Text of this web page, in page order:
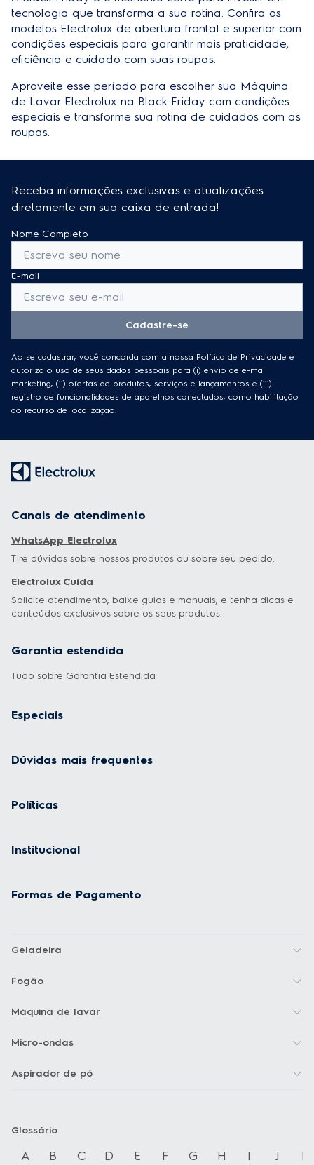
tecnologia que transforma a sua rotina. Confira os
modelos Electrolux de abertura frontal e superior com
condições especiais para garantir mais praticidade,
eficiência e cuidado com suas roupas.
Aproveite esse período para escolher sua Máquina
de Lavar Electrolux na Black Friday com condições
especiais e transforme sua rotina de cuidados com as
roupas.
Receba informações exclusivas e atualizações
diretamente em sua caixa de entrada!
Nome Completo
E-mail
Cadastre-se
Ao se cadastrar, você concorda com a nossa Política de Privacidade e
autoriza o uso de seus dados pessoais para (i) envio de e-mail
marketing, (ii) ofertas de produtos, serviços e lançamentos e (iii)
registro de funcionalidades de aparelhos conectados, como habilitação
do recurso de localização.
Canais de atendimento
WhatsApp Electrolux
Tire dúvidas sobre nossos produtos ou sobre seu pedido.
Electrolux Cuida
Solicite atendimento, baixe guias e manuais, e tenha dicas e
conteúdos exclusivos sobre os seus produtos.
Garantia estendida
Tudo sobre Garantia Estendida
Especiais
Dúvidas mais frequentes
Políticas
Institucional
Formas de Pagamento
Geladeira
Fogão
Máquina de lavar
Micro-ondas
Aspirador de pó
Glossário
A B C D E F G H I J K